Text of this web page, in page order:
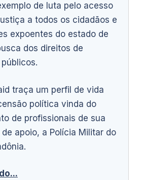
de luta pelo acesso
a todos os cidadãos e
expoentes do estado de
dos direitos de
traça um perfil de vida
política vinda do
de profissionais de sua
apoio, a Polícia Militar do